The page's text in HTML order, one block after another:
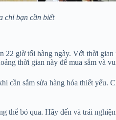
chỉ bạn cần biết
giờ tối hàng ngày. Với thời
thời gian này để mua sắm và
sắm sửa hàng hóa thiết yếu.
bỏ qua. Hãy đến và trải